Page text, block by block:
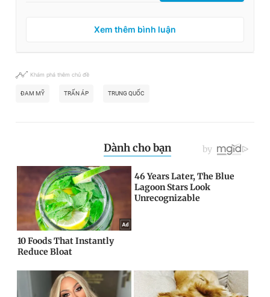
Xem thêm bình luận
Khám phá thêm chủ đề
ĐAM MỸ TRẤN ÁP TRUNG QUỐC